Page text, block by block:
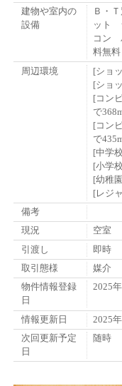
建物や室内の
設備
Ｂ・
ット
コン
料無料
周辺環境
[ショ
[ショ
[コン
で
[コン
で
[中学
[小学
[幼稚
[レジ
備考
現況
空室
引渡し
即時
取引態様
媒介
物件情報登録
日
2025
情報更新日
2025
次回更新予定
日
随時